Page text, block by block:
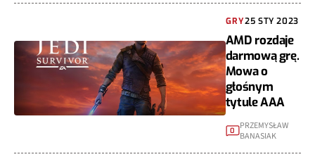
GRY25 STY 2023
AMD rozdaje
darmową grę.
Mowa o
głośnym
tytule AAA
0 PRZEMYSŁAW
BANASIAK